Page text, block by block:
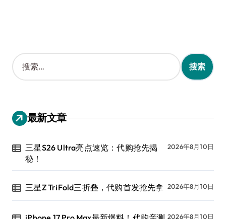
搜
索
：
最新文章
三星S26 Ultra亮点速览：代购抢先揭
秘！
2026年8月10日
三星Z TriFold三折叠，代购首发抢先拿 2026年8月10日
2026年8月10日